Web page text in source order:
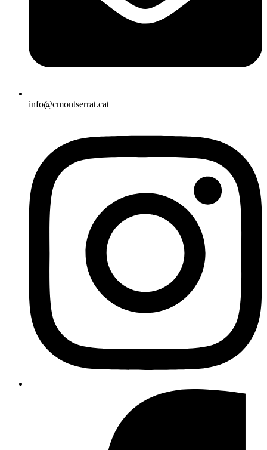
info@cmontserrat.cat